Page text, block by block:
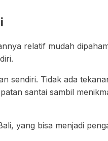
relatif mudah
sendiri. Tidak ada
santai sambil
yang bisa menjadi